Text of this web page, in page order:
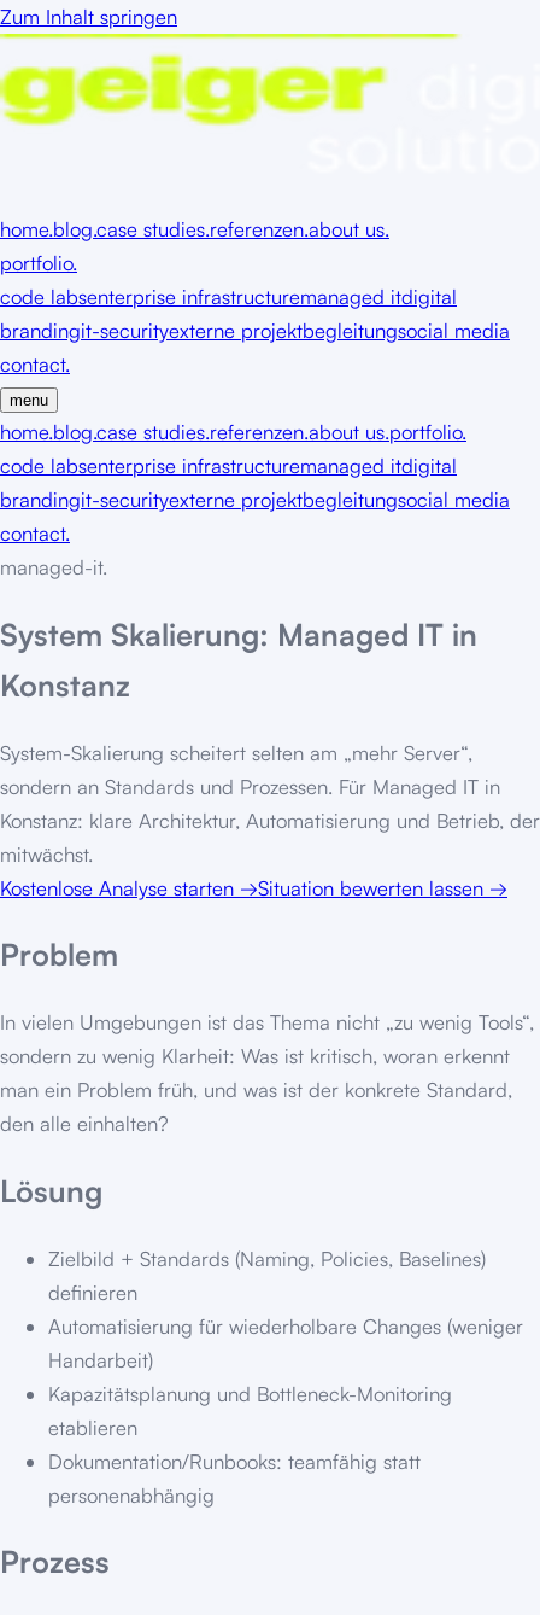
Zum Inhalt springen
home.blog.case studies.referenzen.about us.
portfolio.
code labsenterprise infrastructuremanaged itdigital
brandingit-securityexterne projektbegleitungsocial media
contact.
menu
home.blog.case studies.referenzen.about us.portfolio.
code labsenterprise infrastructuremanaged itdigital
brandingit-securityexterne projektbegleitungsocial media
contact.
managed-it.
System Skalierung: Managed IT in
Konstanz
System-Skalierung scheitert selten am „mehr Server“,
sondern an Standards und Prozessen. Für Managed IT in
Konstanz: klare Architektur, Automatisierung und Betrieb, der
mitwächst.
Kostenlose Analyse starten →Situation bewerten lassen →
Problem
In vielen Umgebungen ist das Thema nicht „zu wenig Tools“,
sondern zu wenig Klarheit: Was ist kritisch, woran erkennt
man ein Problem früh, und was ist der konkrete Standard,
den alle einhalten?
Lösung
Zielbild + Standards (Naming, Policies, Baselines)
definieren
Automatisierung für wiederholbare Changes (weniger
Handarbeit)
Kapazitätsplanung und Bottleneck-Monitoring
etablieren
Dokumentation/Runbooks: teamfähig statt
personenabhängig
Prozess